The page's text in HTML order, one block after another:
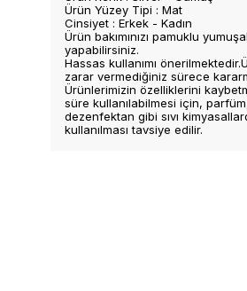
Ürün Yüzey Tipi : Mat
Cinsiyet : Erkek - Kadın
Ürün bakımınızı pamuklu
yapabilirsiniz.
Hassas kullanımı
zarar vermediğiniz sürece
Ürünlerimizin özelliklerini
süre kullanılabilmesi için,
dezenfektan gibi sıvı
kullanılması tavsiye edilir.